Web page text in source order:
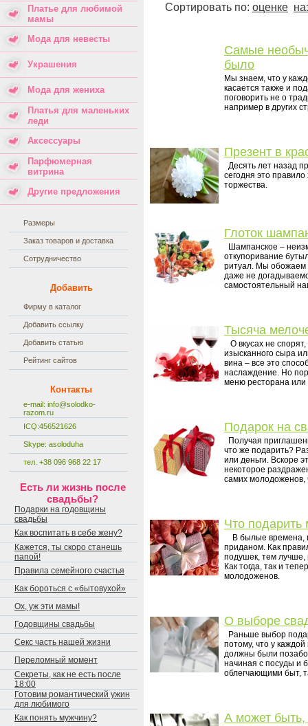
Платье для любимой
мамы
Мода для невесты
Украшения
Мода для жениха
Платья для маленьких
леди
Аксессуары
Парфюмерная
витрина
Другие предложения
Размеры
Заказ товаров и доставка
Сотрудничество
Добавить
Фирму в каталог
Добавить ссылку
Добавить статью
Рейтинг сайтов
Контакты
e-mail: info@solodko-
razom.ru
ICQ:456521626
Skype: asoloduha
тел. +38 096 968 22 17
Есть ли жизнь после
свадьбы?
Подарки на годовщины
свадьбы
Как воспитать в себе жену?
Кажется, ты скоро станешь
папой!
Правила семейного счастья
Как бороться с «бытовухой»
Ох, уж эти мамы!
Годовщины свадьбы
Секс часть нашей жизни
Переломный момент
Секреты, как не есть после
18:00
Готовим романтический ужин
для любимого
Как понять мужчину?
Сортировать по: оценке
Самые
было
Мы знаем, что у
касается также и
поговорить не о
например в других
Презент в
Десять лет назад
сегодня это
торжества.
Глоток
Шампанское –
откупоривание
ритуал. Мы обожаем
даже не
самостоятельный
Тысяча
О вкусах не
изысканного сыра
вина – все это
наслаждение. Но
меню ресторана или
Подарок на
Получая
что же подарить?
или деньги. Вскоре
некоторое
самих
Что
В былые времена,
приданом. Как
подушек, тем лучше,
Как тогда, так и
молодоженов.
О выборе
Раньше выбор
потому, что у
должны были
начиная с посуды и
облегчающими быт,
А может быть,